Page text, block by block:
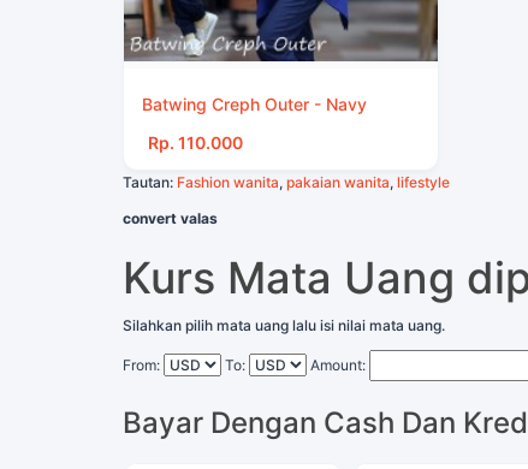
Batwing Creph Outer - Navy
Rp. 110.000
Tautan: Fashion wanita, pakaian wanita, lifestyle
convert valas
Kurs Mata Uang
Silahkan pilih mata uang lalu isi nilai mata uang.
From: To: Amount:
Bayar Dengan Cash Dan